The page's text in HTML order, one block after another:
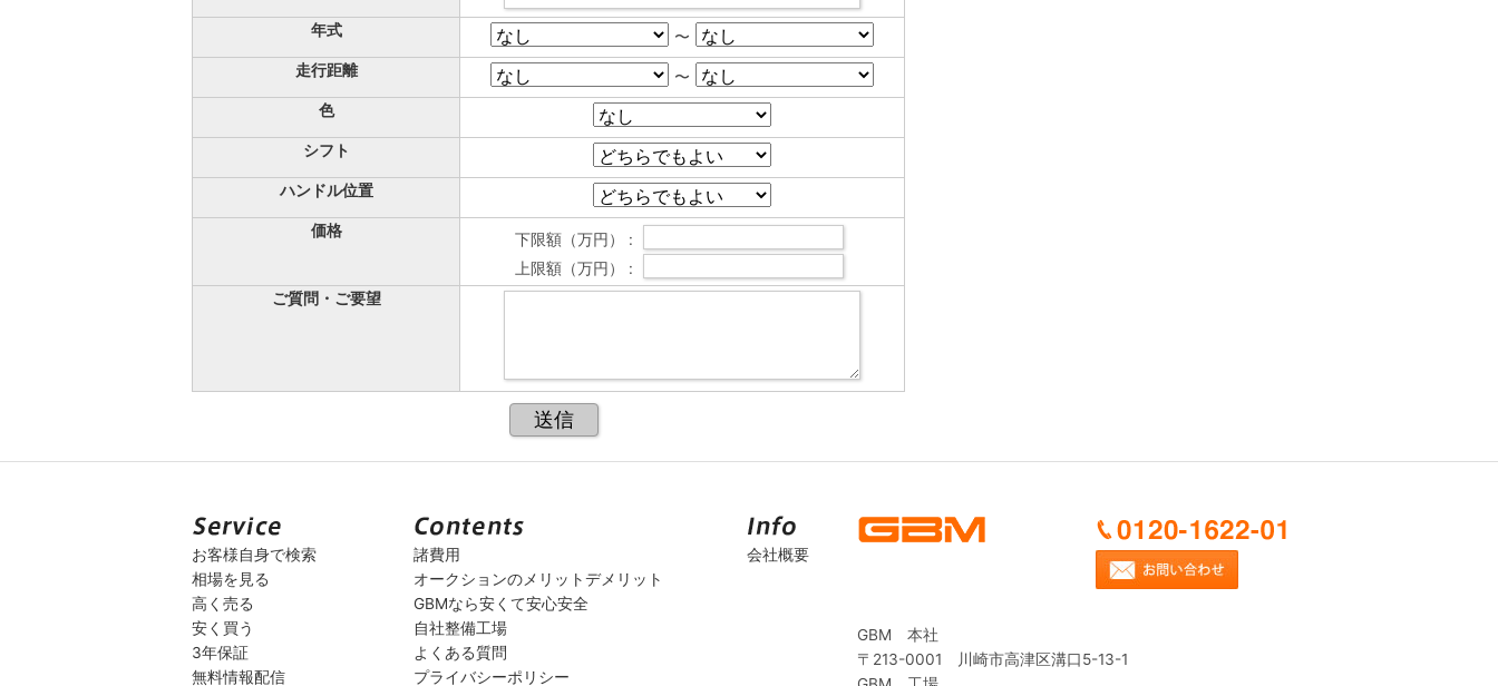
年式
〜
走行距離
〜
色
シフト
ハンドル位置
価格
下限額（万円） :
上限額（万円） :
ご質問・ご要望
お客様自身で検索
相場を見る
高く売る
安く買う
3年保証
無料情報配信
諸費用
オークションのメリットデメリット
GBMなら安くて安心安全
自社整備工場
よくある質問
プライバシーポリシー
会社概要
GBM 本社
〒213-0001 川崎市高津区溝口5-13-1